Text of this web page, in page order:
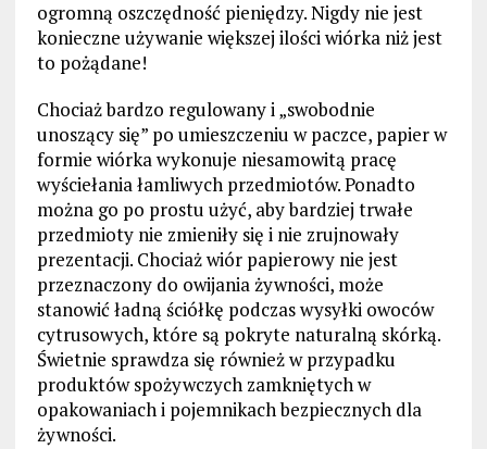
ogromną oszczędność pieniędzy. Nigdy nie jest
konieczne używanie większej ilości wiórka niż jest
to pożądane!
Chociaż bardzo regulowany i „swobodnie
unoszący się” po umieszczeniu w paczce, papier w
formie wiórka wykonuje niesamowitą pracę
wyściełania łamliwych przedmiotów. Ponadto
można go po prostu użyć, aby bardziej trwałe
przedmioty nie zmieniły się i nie zrujnowały
prezentacji. Chociaż wiór papierowy nie jest
przeznaczony do owijania żywności, może
stanowić ładną ściółkę podczas wysyłki owoców
cytrusowych, które są pokryte naturalną skórką.
Świetnie sprawdza się również w przypadku
produktów spożywczych zamkniętych w
opakowaniach i pojemnikach bezpiecznych dla
żywności.